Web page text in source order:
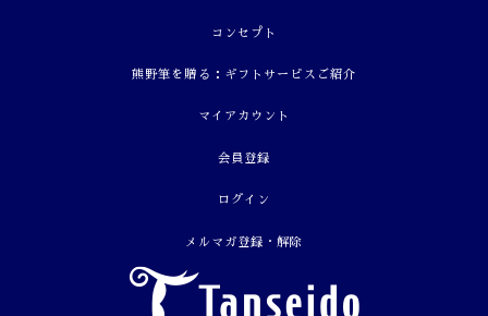
コンセプト
熊野筆を贈る：ギフトサービスご紹介
マイアカウント
会員登録
ログイン
メルマガ登録・解除